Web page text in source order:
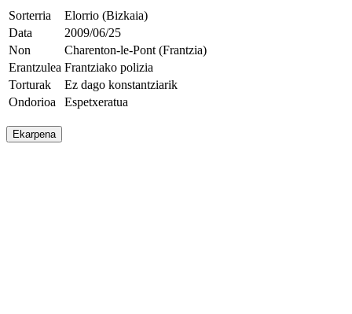
Sorterria
Elorrio (Bizkaia)
Data
2009/06/25
Non
Charenton-le-Pont (Frantzia)
Erantzulea Frantziako polizia
Torturak
Ez dago konstantziarik
Ondorioa
Espetxeratua